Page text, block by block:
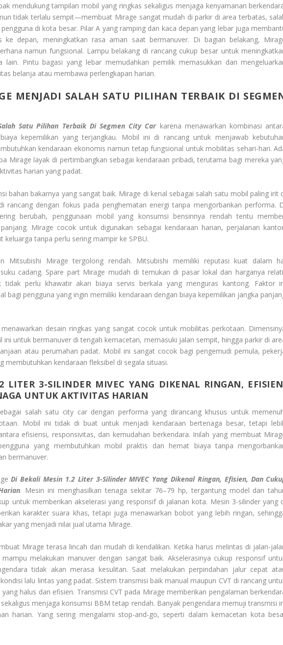
mendukung tampilan mobil yang ringkas sekaligus menjaga kenyamanan
tidak terlalu sempit—membuat Mirage sangat mudah di parkir di area terbatas,
di kota besar. Pilar A yang ramping dan kaca depan yang lebar juga
ke depan, meningkatkan rasa aman saat bermanuver. Di bagian belakang,
namun fungsional. Lampu belakang di rancang cukup besar untuk
lain. Pintu bagasi yang lebar memudahkan pemilik memasukkan dan
belanja atau membawa perlengkapan harian.
MENJADI SALAH SATU PILIHAN TERBAIK DI
Satu Pilihan Terbaik Di Segmen City Carkarena menawarkan kombinasi
kepemilikan yang terjangkau. Mobil ini di rancang untuk menjawab
kendaraan ekonomis namun tetap fungsional untuk mobilitas sehari-hari.
Mirage layak di pertimbangkan sebagai kendaraan pribadi, terutama bagi mereka
harian yang padat.
bahan bakarnya yang sangat baik. Mirage di kenal sebagai salah satu mobil paling irit
rancang dengan fokus pada penghematan energi tanpa mengorbankan performa.
berubah, penggunaan mobil yang konsumsi bensinnya rendah tentu
Mirage cocok untuk digunakan sebagai kendaraan harian, perjalanan
tanpa perlu sering mampir ke SPBU.
Mitsubishi Mirage tergolong rendah. Mitsubishi memiliki reputasi kuat dalam
cadang. Spare part Mirage mudah di temukan di pasar lokal dan harganya
tidak perlu khawatir akan biaya servis berkala yang menguras kantong. Faktor
bagi pengguna yang ingin memiliki kendaraan dengan biaya kepemilikan jangka
desain ringkas yang sangat cocok untuk mobilitas perkotaan.
ini untuk bermanuver di tengah kemacetan, memasuki jalan sempit, hingga parkir di
atau perumahan padat. Mobil ini sangat cocok bagi pengemudi pemula,
membutuhkan kendaraan fleksibel di segala situasi.
LITER 3-SILINDER MIVEC YANG DIKENAL RINGAN,
UNTUK AKTIVITAS HARIAN
salah satu city car dengan performa yang dirancang khusus untuk
Mobil ini tidak di buat untuk menjadi kendaraan bertenaga besar, tetapi
efisiensi, responsivitas, dan kemudahan berkendara. Inilah yang membuat
yang membutuhkan mobil praktis dan hemat biaya tanpa
bermanuver.
Di Bekali Mesin 1.2 Liter 3-Silinder MIVEC Yang Dikenal Ringan, Efisien, Dan
. Mesin ini menghasilkan tenaga sekitar 76–79 hp, tergantung model dan
untuk memberikan akselerasi yang responsif di jalanan kota. Mesin 3-silinder yang
karakter suara khas, tetapi juga menawarkan bobot yang lebih ringan,
yang menjadi nilai jual utama Mirage.
Mirage terasa lincah dan mudah di kendalikan. Ketika harus melintas di jalan-
melakukan manuver dengan sangat baik. Akselerasinya cukup responsif
tidak akan merasa kesulitan. Saat melakukan perpindahan jalur cepat
lalu lintas yang padat. Sistem transmisi baik manual maupun CVT di rancang
halus dan efisien. Transmisi CVT pada Mirage memberikan pengalaman
menjaga konsumsi BBM tetap rendah. Banyak pengendara memuji transmisi
harian. Yang sering mengalami stop-and-go, seperti dalam kemacetan kota